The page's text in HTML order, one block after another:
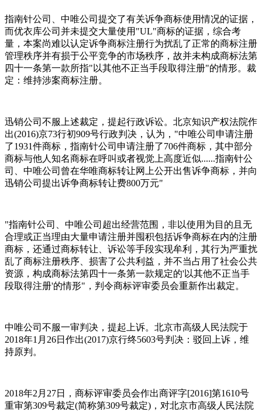
指南针公司、中唯公司提交了有关诉争商标使用情况的证据，
而优衣库公司并未提交大量使用"UL"商标的证据，综合考
量，本案尚难以认定诉争商标注册行为扰乱了正常的商标注册
管理秩序并有损于公平竞争的市场秩序，故并未构成商标法第
四十一条第一款所指"以其他不正当手段取得注册"的情形。裁
定：维持涉案商标注册。
迅销公司不服上述裁定，提起行政诉讼。北京知识产权法院作
出(2016)京73行初909号行政判决，认为，"中唯公司申请注册
了1931件商标，指南针公司申请注册了706件商标，其中部分
商标与他人知名商标在呼叫或者视觉上高度近似......指南针公
司、中唯公司曾在华唯商标转让网上公开出售诉争商标，并向
迅销公司提出诉争商标转让费800万元"
"指南针公司、中唯公司超出经营范围，非以使用为目的且无
合理或正当理由大量申请注册并囤积包括诉争商标在内的注册
商标，还通过商标转让、诉讼等手段实现牟利，其行为严重扰
乱了商标注册秩序、损害了公共利益，并不当占用了社会公共
资源，构成商标法第四十一条第一款规定的'以其他不正当手
段取得注册'的情形"，判令商标评审委员会重新作出裁定。
中唯公司不服一审判决，提起上诉。北京市高级人民法院于
2018年1月26日作出(2017)京行终5603号判决：驳回上诉，维
持原判。
2018年2月27日，商标评审委员会作出商评字[2016]第1610号
重审第309号裁定(简称第309号裁定)，对北京市高级人民法院